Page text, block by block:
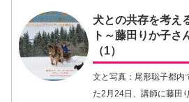
犬との共存を考え
ト～藤田りか子さ
（1）
文と写真：尾形聡子都内
た2月24日、講師に藤田